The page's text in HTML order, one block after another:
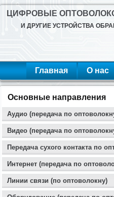
ЦИФРОВЫЕ
И ДРУГИЕ УСТРОЙСТВА
Главная О нас
Основные направления
Аудио (передача по
Видео (передача по
Передача сухого контакта по
Интернет (передача по
Линии связи (по оптоволокну)